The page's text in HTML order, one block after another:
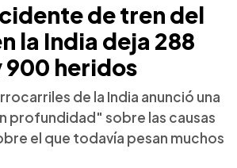
de tren del
la India deja 288
900 heridos
de la India anunció una
profundidad" sobre las causas
el que todavía pesan muchos